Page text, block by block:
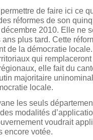
de faire ici ce
réformes de son
2010. Elle ne
plus tard. Cette
de la démocratie
qui
elle fait du
majoritaire
locale.
les seuls
modalités
voudrait
encore votée.